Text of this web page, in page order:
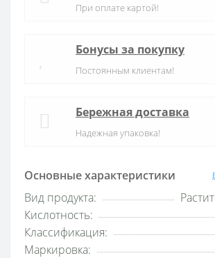
Основные характеристики
Вид продукта:
Кислотность:
Классификация:
Маркировка:
При оплате картой!
Бонусы за покупку
Постоянным клиентам!
Бережная доставка
Надежная упаковка!